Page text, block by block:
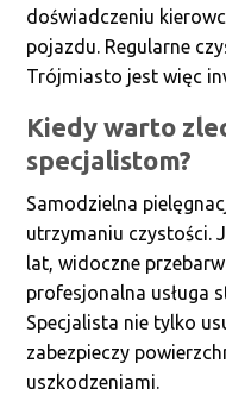
doświadczeniu
pojazdu. Regularne
Trójmiasto jest więc
Kiedy warto
specjalistom?
Samodzielna
utrzymaniu czystości.
lat, widoczne
profesjonalna usługa
Specjalista nie tylko
zabezpieczy
uszkodzeniami.